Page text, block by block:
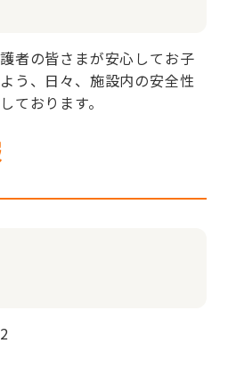
者の皆さまが安心してお子
う、日々、施設内の安全性
ております。